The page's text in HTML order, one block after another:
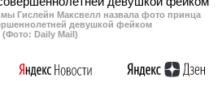
Гислейн Максвелл назвала фото принца
девушкой фейком
(Фото: Daily Mail)